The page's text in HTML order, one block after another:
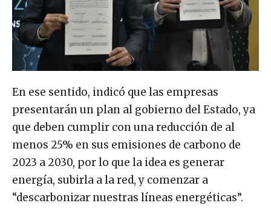
En ese sentido, indicó que las empresas
presentarán un plan al gobierno del Estado, ya
que deben cumplir con una reducción de al
menos 25% en sus emisiones de carbono de
2023 a 2030, por lo que la idea es generar
energía, subirla a la red, y comenzar a
“descarbonizar nuestras líneas energéticas”.